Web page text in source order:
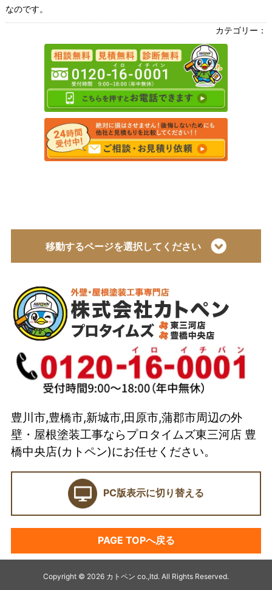
なのです。
カテゴリー：
移動するページを選択してください
会社概要
代表取締役 加藤宜久よりご挨拶
イベント
選ばれている理由とは？
カトペンの技術力
当店の強み
ショールーム
契約前に確認したい業者選びの7つのポイント
外壁塗装セミナー
豊川市,豊橋市,新城市,田原市,蒲郡市周辺の外
壁・屋根塗装工事ならプロタイムズ東三河店 豊
橋中央店(カトペン)にお任せください。
PC版表示に切り替える
PAGE TOPへ戻る
Copyright © 2026 カトペン co.,ltd. All Rights Reserved.